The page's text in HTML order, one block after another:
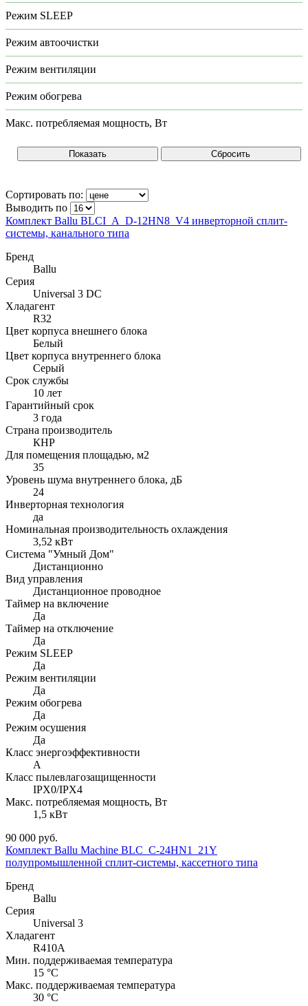
Режим SLEEP
Режим автоочистки
Режим вентиляции
Режим обогрева
Макс. потребляемая мощность, Вт
Сортировать по:
Выводить по
Комплект Ballu BLCI_A_D-12HN8_V4 инверторной сплит-
системы, канального типа
Бренд
Ballu
Серия
Universal 3 DC
Хладагент
R32
Цвет корпуса внешнего блока
Белый
Цвет корпуса внутреннего блока
Серый
Срок службы
10 лет
Гарантийный срок
3 года
Страна производитель
КНР
Для помещения площадью, м2
35
Уровень шума внутреннего блока, дБ
24
Инверторная технология
да
Номинальная производительность охлаждения
3,52 кВт
Система "Умный Дом"
Дистанционно
Вид управления
Дистанционное проводное
Таймер на включение
Да
Таймер на отключение
Да
Режим SLEEP
Да
Режим вентиляции
Да
Режим обогрева
Да
Режим осушения
Да
Класс энергоэффективности
А
Класс пылевлагозащищенности
IPX0/IPX4
Макс. потребляемая мощность, Вт
1,5 кВт
90 000 руб.
Комплект Ballu Machine BLC_C-24HN1_21Y
полупромышленной сплит-системы, кассетного типа
Бренд
Ballu
Серия
Universal 3
Хладагент
R410A
Мин. поддерживаемая температура
15 °С
Макс. поддерживаемая температура
30 °С